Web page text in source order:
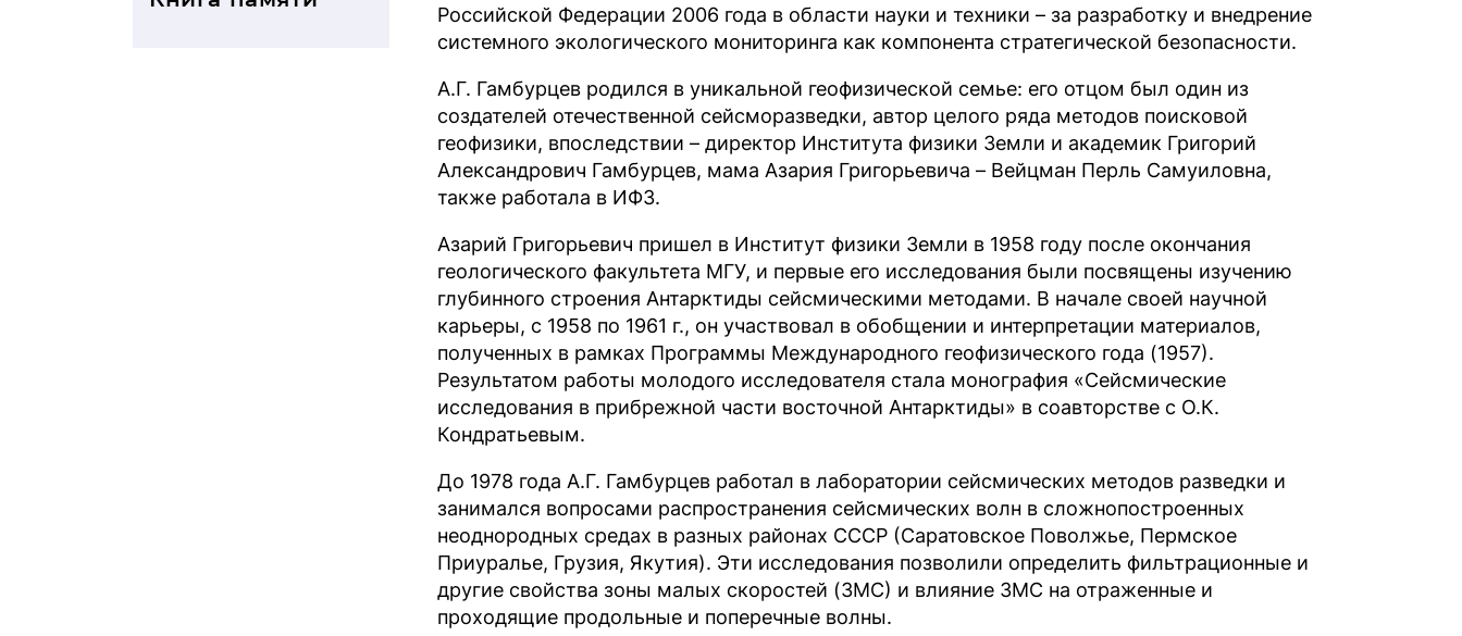
Российской Федерации 2006 года в области науки и техники – за разработку и внедрение
системного экологического мониторинга как компонента стратегической безопасности.
А.Г. Гамбурцев родился в уникальной геофизической семье: его отцом был один из
создателей отечественной сейсморазведки, автор целого ряда методов поисковой
геофизики, впоследствии – директор Института физики Земли и академик Григорий
Александрович Гамбурцев, мама Азария Григорьевича – Вейцман Перль Самуиловна,
также работала в ИФЗ.
Азарий Григорьевич пришел в Институт физики Земли в 1958 году после окончания
геологического факультета МГУ, и первые его исследования были посвящены изучению
глубинного строения Антарктиды сейсмическими методами. В начале своей научной
карьеры, с 1958 по 1961 г., он участвовал в обобщении и интерпретации материалов,
полученных в рамках Программы Международного геофизического года (1957).
Результатом работы молодого исследователя стала монография «Сейсмические
исследования в прибрежной части восточной Антарктиды» в соавторстве с О.К.
Кондратьевым.
До 1978 года А.Г. Гамбурцев работал в лаборатории сейсмических методов разведки и
занимался вопросами распространения сейсмических волн в сложнопостроенных
неоднородных средах в разных районах СССР (Саратовское Поволжье, Пермское
Приуралье, Грузия, Якутия). Эти исследования позволили определить фильтрационные и
другие свойства зоны малых скоростей (ЗМС) и влияние ЗМС на отраженные и
проходящие продольные и поперечные волны.